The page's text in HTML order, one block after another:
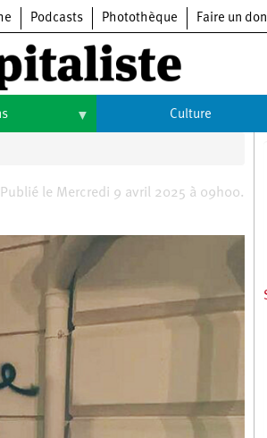
Podcasts Photothèque Faire un don
Culture
Arts
Livres
Publié le Mercredi 9 avril 2025 à 09h00.